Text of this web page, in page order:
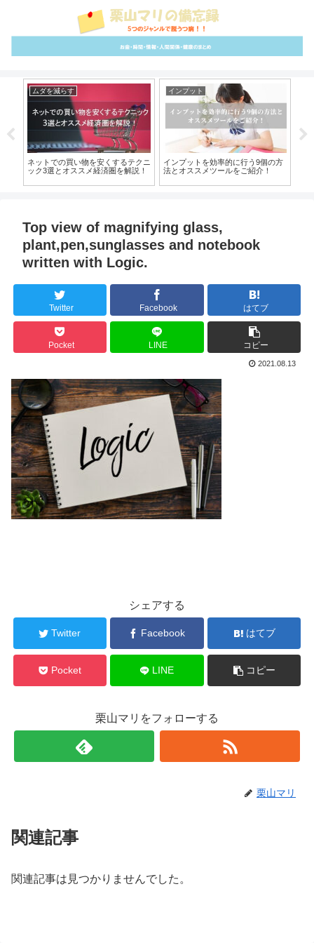
ムダを減らす
ネットでの買い物を安くするテクニ
ック3選とオススメ経済圏を解説！
インプット
インプットを効率的に行う9個の方
法とオススメツールをご紹介！
Top view of magnifying glass,
plant,pen,sunglasses and notebook
written with Logic.
Twitter Facebook はてブ
Pocket LINE コピー
2021.08.13
シェアする
Twitter Facebook はてブ
Pocket LINE コピー
栗山マリをフォローする
栗山マリ
関連記事
関連記事は見つかりませんでした。